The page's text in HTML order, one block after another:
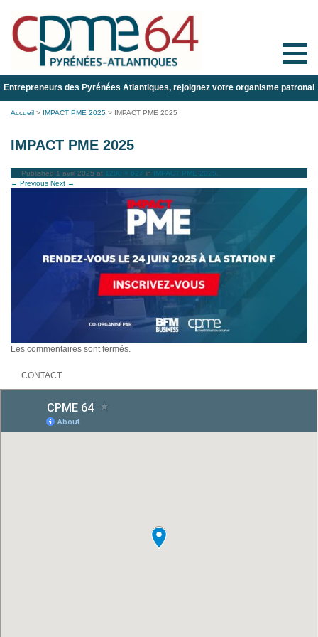
Toggle
Entrepreneurs des Pyrénées Atlantiques, rejoignez votre organisme patronal
Accueil > IMPACT PME 2025 > IMPACT PME 2025
IMPACT PME 2025
Published 1 avril 2025 at 1200 × 627 in IMPACT PME 2025
← Previous Next →
Les commentaires sont fermés.
CONTACT